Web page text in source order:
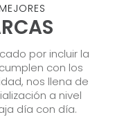
por incluir la
con los
nos llena de
a nivel
día con día.